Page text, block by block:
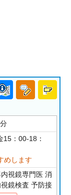
：00-18：
めします
視鏡専門医 消
鏡検査 予防接